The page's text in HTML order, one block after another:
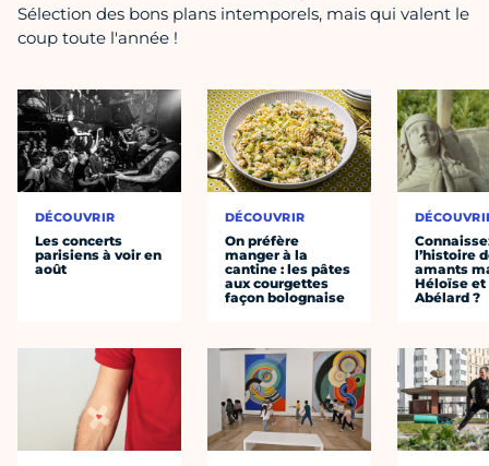
Sélection des bons plans intemporels, mais qui valent le
coup toute l'année !
DÉCOUVRIR
Les concerts
parisiens à voir en
août
DÉCOUVRIR
On préfère
manger à la
cantine : les pâtes
aux courgettes
façon bolognaise
l’histoire
amants
Héloïse et
Abélard ?